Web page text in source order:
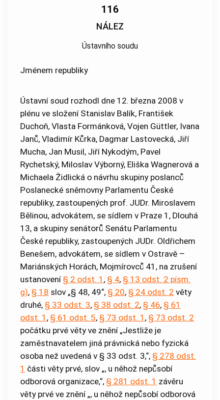
116
NÁLEZ
Ústavního soudu
Jménem republiky
Ústavní soud rozhodl dne 12. března 2008 v
plénu ve složení Stanislav Balík, František
Duchoň, Vlasta Formánková, Vojen Güttler, Ivana
Janů, Vladimír Kůrka, Dagmar Lastovecká, Jiří
Mucha, Jan Musil, Jiří Nykodým, Pavel
Rychetský, Miloslav Výborný, Eliška Wagnerová a
Michaela Židlická o návrhu skupiny poslanců
Poslanecké sněmovny Parlamentu České
republiky, zastoupených prof. JUDr. Miroslavem
Bělinou, advokátem, se sídlem v Praze 1, Dlouhá
13, a skupiny senátorů Senátu Parlamentu
České republiky, zastoupených JUDr. Oldřichem
Benešem, advokátem, se sídlem v Ostravě –
Mariánských Horách, Mojmírovců 41, na zrušení
ustanovení § 2 odst. 1 , § 4, § 13 odst. 2 písm.
g), § 18 slov „§ 48, 49“, § 20, § 24 odst. 2 věty
druhé, § 33 odst. 3, § 38 odst. 2, § 46, § 61
odst. 1 , § 61 odst. 5, § 73 odst. 1 , § 73 odst. 2
počátku prvé věty ve znění „Jestliže je
zaměstnavatelem jiná právnická nebo fyzická
osoba než uvedená v § 33 odst. 3,“, § 278 odst.
1 části věty prvé, slov „, u něhož nepůsobí
odborová organizace,“, § 281 odst. 1 závěru
věty prvé ve znění „, u něhož nepůsobí odborová